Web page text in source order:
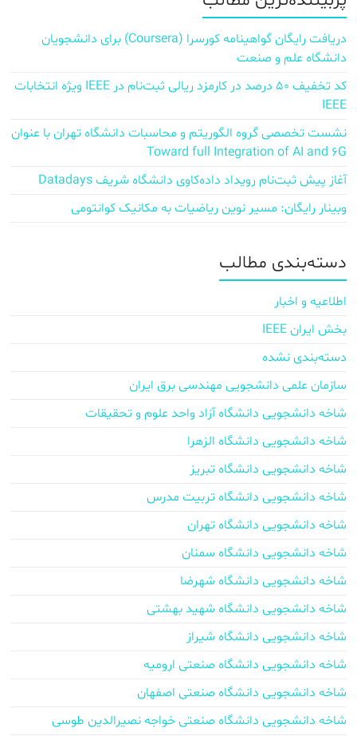
دریافت رایگان گواهینامه کورسرا (Coursera) برای دانشجویان
دانشگاه علم و صنعت
کد تخفیف ۵۰ درصد در کارمزد ریالی ثبت‌نام در IEEE ویژه انتخابات
IEEE
نشست تخصصی گروه الگوریتم و محاسبات دانشگاه تهران با عنوان
Toward full Integration of AI and 6G
آغاز پیش‌ ثبت‌نام رویداد داده‌کاوی دانشگاه شریف Datadays
وبینار رایگان: مسیر نوین ریاضیات به مکانیک کوانتومی
دسته‌بندی مطالب
اطلاعیه و اخبار
بخش ایران IEEE
دسته‌بندی نشده
سازمان علمی دانشجویی مهندسی برق ایران
شاخه دانشجویی دانشگاه آزاد واحد علوم و تحقیقات
شاخه دانشجویی دانشگاه الزهرا
شاخه دانشجویی دانشگاه تبریز
شاخه دانشجویی دانشگاه تربیت مدرس
شاخه دانشجویی دانشگاه تهران
شاخه دانشجویی دانشگاه سمنان
شاخه دانشجویی دانشگاه شهرضا
شاخه دانشجویی دانشگاه شهید بهشتی
شاخه دانشجویی دانشگاه شیراز
شاخه دانشجویی دانشگاه صنعتی ارومیه
شاخه دانشجویی دانشگاه صنعتی اصفهان
شاخه دانشجویی دانشگاه صنعتی خواجه نصیرالدین طوسی